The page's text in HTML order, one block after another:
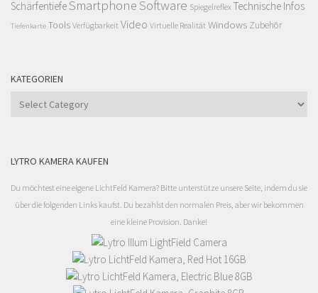
SchärfentiefeSmartphoneSoftware Spiegelreflex Technische Infos
Tiefenkarte Tools Verfügbarkeit Video Virtuelle Realität Windows Zubehör
KATEGORIEN
Kategorien
LYTRO KAMERA KAUFEN
Du möchtest eine eigene LichtFeld Kamera? Bitte unterstütze unsere Seite, indem du sie
über die folgenden Links kaufst. Du bezahlst den normalen Preis, aber wir bekommen
eine kleine Provision. Danke!